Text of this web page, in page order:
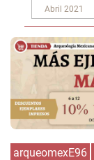
Abril 2021
arqueomexE96